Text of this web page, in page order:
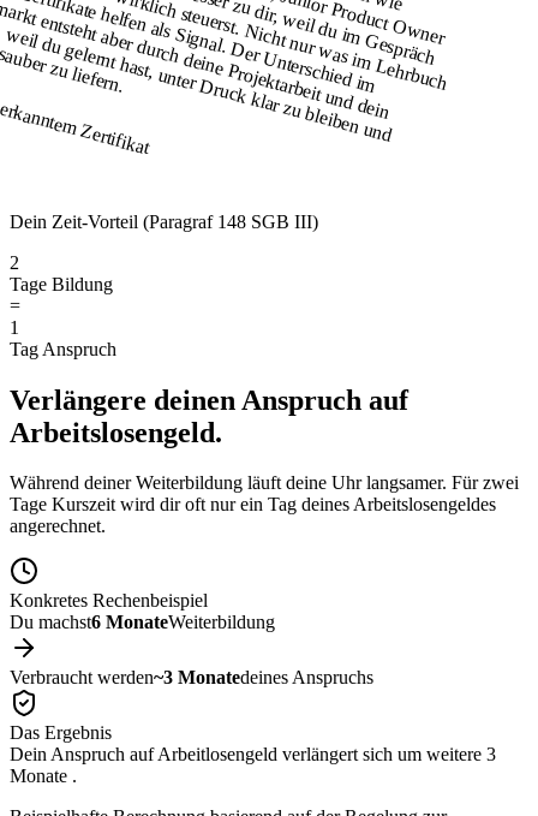
d
Z
h
S
Zertifikat
Dein Zeit-Vorteil (Paragraf 148 SGB III)
2
Tage Bildung
=
1
Tag Anspruch
Verlängere deinen Anspruch auf
Arbeitslosengeld.
Während deiner Weiterbildung läuft deine Uhr langsamer. Für zwei
Tage Kurszeit wird dir oft nur ein Tag deines Arbeitslosengeldes
angerechnet.
Konkretes Rechenbeispiel
Du machst6 MonateWeiterbildung
Verbraucht werden~3 Monatedeines Anspruchs
Das Ergebnis
Dein Anspruch auf Arbeitlosengeld verlängert sich um weitere 3
Monate .